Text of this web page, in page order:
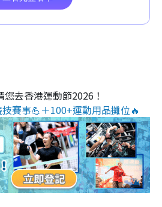
您去香港運動節2026！
賽事💪＋100+運動用品攤位🔥